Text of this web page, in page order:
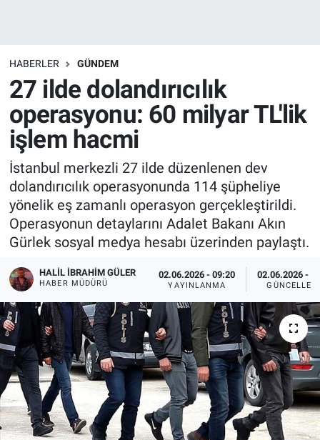
HABERLER GÜNDEM
27 ilde dolandırıcılık
operasyonu: 60 milyar TL'lik
işlem hacmi
İstanbul merkezli 27 ilde düzenlenen dev
dolandırıcılık operasyonunda 114 şüpheliye
yönelik eş zamanlı operasyon gerçekleştirildi.
Operasyonun detaylarını Adalet Bakanı Akın
Gürlek sosyal medya hesabı üzerinden paylaştı.
HALIL İBRAHIM GÜLER
HABER MÜDÜRÜ
02.06.2026 - 09:20
YAYINLANMA
02.06.2026 -